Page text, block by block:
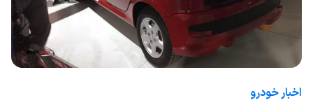
اخبار خودرو